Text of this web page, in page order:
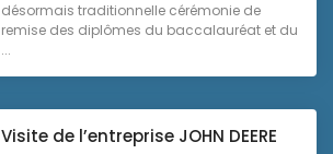
désormais traditionnelle cérémonie de
remise des diplômes du baccalauréat et du
...
Visite de l’entreprise JOHN DEERE